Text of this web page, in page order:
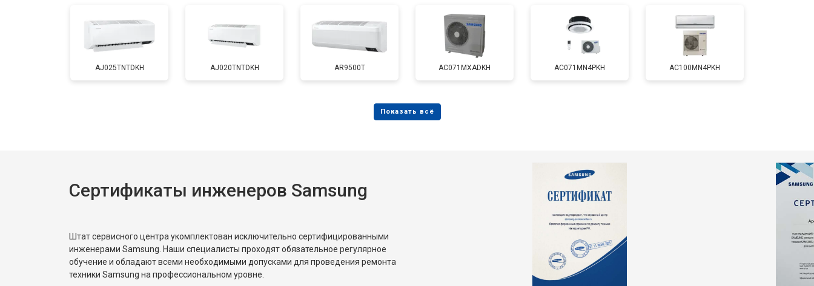
AJ025TNTDKH AJ020TNTDKH AR9500T AC071MXADKH AC071MN4PKH AC100MN4PKH
Сертификаты инженеров Samsung
Штат сервисного центра укомплектован исключительно сертифицированными
инженерами Samsung. Наши специалисты проходят обязательное регулярное
обучение и обладают всеми необходимыми допусками для проведения ремонта
техники Samsung на профессиональном уровне.